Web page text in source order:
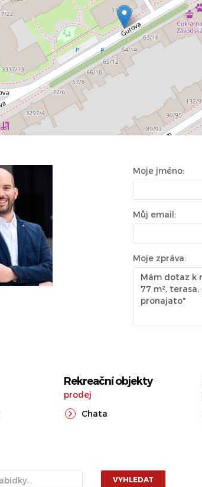
Moje jméno:
Můj email:
Moje zpráva:
Rekreační objekty
prodej
Chata
VYHLEDAT